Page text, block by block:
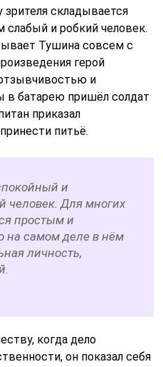
складывается
слабый и робкий человек.
Тушина совсем с
герой
и
батарею пришёл солдат
приказал
питьё.
и
человек. Для многих
простым и
на самом деле в нём
личность,
когда дело
он показал себя